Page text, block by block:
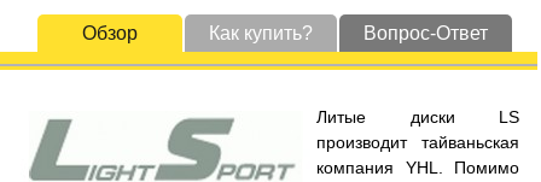
Обзор Как купить? Вопрос-Ответ
Литые диски LS
производит тайваньская
компания YHL. Помимо